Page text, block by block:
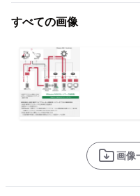
すべての画像
画像